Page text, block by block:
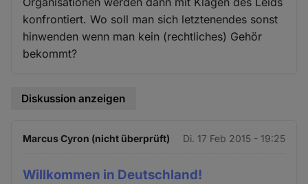
konfrontiert. Wo soll man sich letztenendes sonst
hinwenden wenn man kein (rechtliches) Gehör
bekommt?
Diskussion anzeigen
Marcus Cyron (nicht überprüft) Di. 17 Feb 2015 - 19:25
Willkommen in Deutschland!